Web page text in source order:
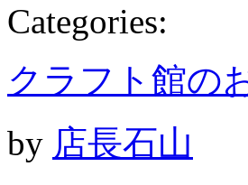
Categories:
クラフト館の
by 店長石山